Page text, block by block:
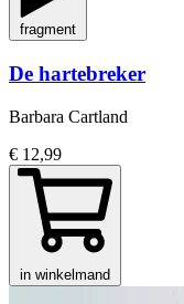
fragment
De hartebreker
Barbara Cartland
€ 12,99
in winkelmand